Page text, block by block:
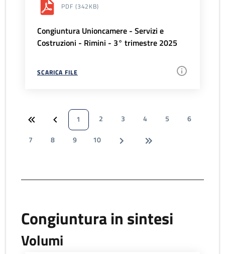
PDF (342KB)
Congiuntura Unioncamere - Servizi e
Costruzioni - Rimini - 3° trimestre 2025
SCARICA FILE
1 2 3 4 5
6
7
8 9 10
Congiuntura in sintesi
Volumi